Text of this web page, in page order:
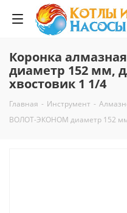
Коронка
диаметр 152 мм,
хвостовик 1 1/4
Главная - Инструмент -
ВОЛОТ-ЭКОНОМ диаметр 152